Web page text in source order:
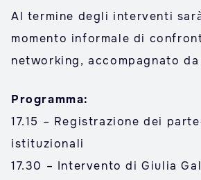
Al termine degli interventi
momento informale di
networking, accompagnato
Programma:
17.15 – Registrazione dei
istituzionali
17.30 – Intervento di Giulia